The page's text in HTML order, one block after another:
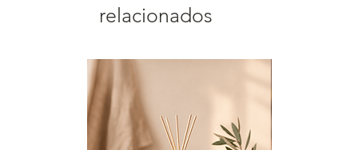
relacionados